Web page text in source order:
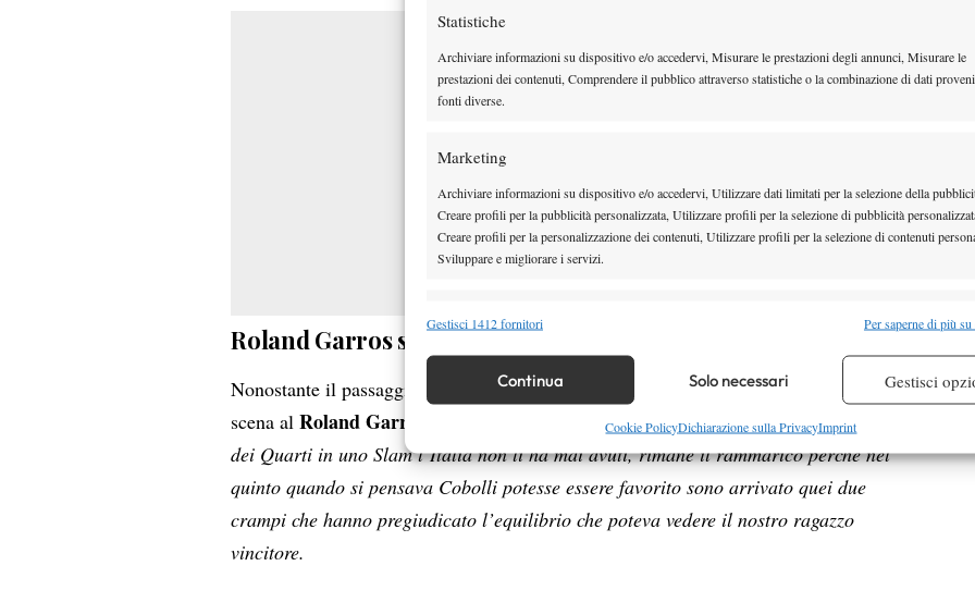
Statistiche
Archiviare informazioni su dispositivo e/o accedervi, Misurare le prestazioni degli annunci, Misurare le
prestazioni dei contenuti, Comprendere il pubblico attraverso statistiche o la combinazione di dati
fonti diverse.
Marketing
Archiviare informazioni su dispositivo e/o accedervi, Utilizzare dati limitati per la selezione della
Creare profili per la pubblicità personalizzata, Utilizzare profili per la selezione di pubblicità
Creare profili per la personalizzazione dei contenuti, Utilizzare profili per la selezione di contenuti
Sviluppare e migliorare i servizi.
Funzionalità
Identificare i dispositivi in base alle informazioni trasmesse automaticamente.
Garantire la sicurezza, prevenire e rilevare frodi, correggere errori,
Erogare e presentare pubblicità e contenuto, Salvare e comunicare le
scelte sulla privacy.
Gestisci 1412 fornitori Per saperne di più
Continua Solo necessari Gestisci
Cookie PolicyDichiarazione sulla PrivacyImprint
Roland Garros storico
Nonostante il passaggio a vuoto di Sinner e l’assenza di Musetti, l’Italia si è presa la
scena alRoland Garros , portando ben tre tennisti ai quarti di finale: “Tre giocatori
dei Quarti in uno Slam l’Italia non li ha mai avuti, rimane il rammarico perchè nel
quinto quando si pensava Cobolli potesse essere favorito sono arrivato quei due
crampi che hanno pregiudicato l’equilibrio che poteva vedere il nostro ragazzo
vincitore.